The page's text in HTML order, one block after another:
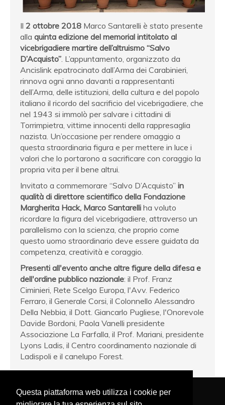
Questa piattaforma web utilizza i cookie per
Il 2 ottobre 2018 Marco Santarelli è stato presente
alla quinta edizione del memorial intitolato al
vicebrigadiere martire dell’altruismo “Salvo
D’Acquisto”. L’appuntamento, organizzato da
Ancislink epatrocinato dall’Arma dei Carabinieri,
rinnova ogni anno davanti a rappresentanti
dell’Arma, delle istituzioni, della cultura e del popolo
italiano il ricordo del sacrificio del vicebrigadiere, che
nel 1943 si immolò per salvare i cittadini di
Torrimpietra, vittime innocenti della rappresaglia
nazista. Un’occasione per rendere omaggio a
questa straordinaria figura e per mettere in luce i
valori che lo portarono a sacrificare con coraggio la
propria vita per il bene altrui.
Invitato a commemorare “Salvo D’Acquisto” in
qualità di direttore scientifico della Fondazione
Margherita Hack, Marco Santarelli ha voluto
ricordare la figura del vicebrigadiere, attraverso un
parallelismo con la scienza, che proprio come
questo uomo straordinario deve essere guidata da
competenza, creatività e coraggio.
Presenti all'evento anche altre figure della difesa e
dell'ordine pubblico nazionale: il Prof. Franz
Ciminieri, Rete Scelgo Europa, l'Avv. Federico
Ferraro, il Generale Corsi, il Colonnello Alessandro
Della Nebbia, il Dott. Giancarlo Pugliese, l'Onorevole
Davide Bordoni, Paola Vanelli presidente
Associazione La Farfalla, il Prof. Mariani, presidente
Lyons Ladis, il Centro coordinamento nazionale di
Ladispoli e il canelupo Forest.